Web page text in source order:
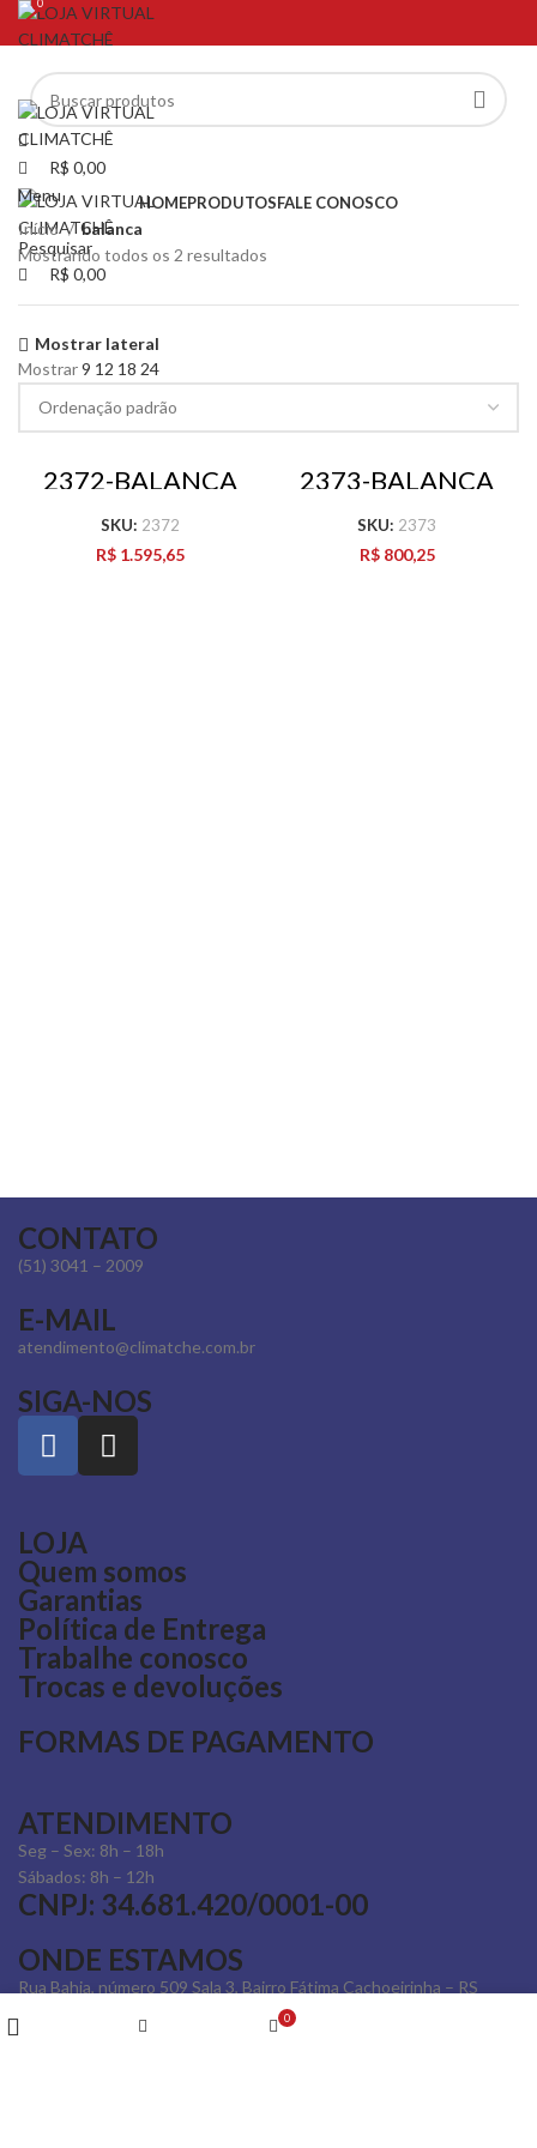
NO PIX TEM DESCONTO
0
R$ 0,00
Menu
Pesquisar
0
R$ 0,00
HOMEPRODUTOSFALE CONOSCO
Início
balanca
Mostrando todos os 2 resultados
Mostrar lateral
Mostrar9 12 18 24
2372-BALANCA
100 KG C/
SOLENOIDE –
CONTADOR
ELETRONICO
SKU: 2372
R$ 1.595,65
2373-BALANCA
100 KG –
CONTADOR
ELETRONICO GAS
– FRIVEN
SKU: 2373
R$800,25
CONTATO
(51) 3041 – 2009
E-MAIL
atendimento@climatche.com.br
SIGA-NOS
LOJA
Quem somos
Garantias
Política de Entrega
Trabalhe conosco
Trocas e devoluções
FORMAS DE PAGAMENTO
ATENDIMENTO
Seg – Sex: 8h – 18h
Sábados: 8h – 12h
CNPJ: 34.681.420/0001-00
ONDE ESTAMOS
Rua Bahia, número 509 Sala 3, Bairro Fátima Cachoeirinha – RS
0